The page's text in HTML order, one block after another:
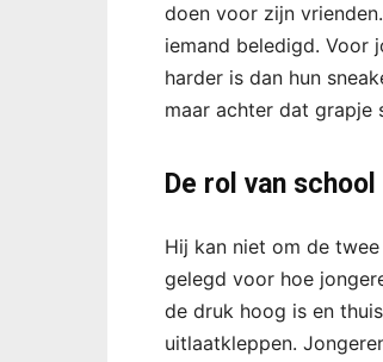
doen voor zijn
iemand beledigd. Voor
harder is dan hun
maar achter dat grapje
De rol van
Hij kan niet om de
gelegd voor hoe
de druk hoog is en
uitlaatkleppen.